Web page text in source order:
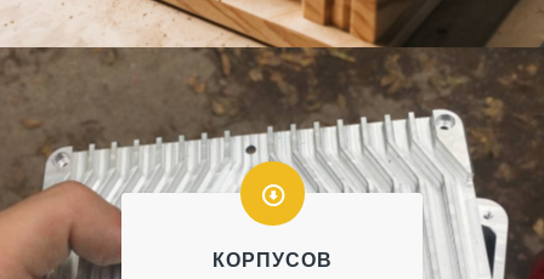
КОРПУСОВ